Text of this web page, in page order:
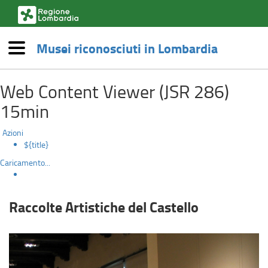
al
contenuto
principale
Raccolte
Artistiche
del
Castello
esterno,
apre
una
finestra)
Menù
Musei riconosciuti in Lombardia
Web Content Viewer (JSR 286)
15min
Azioni
${title}
Caricamento...
Raccolte Artistiche del Castello